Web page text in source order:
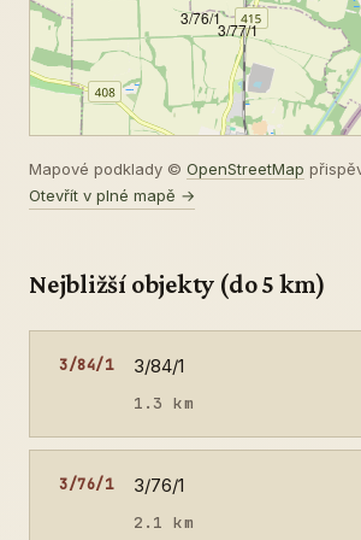
3/76/1
3/77/1
Mapové podklady © OpenStreetMap
Otevřít v plné mapě →
Nejbližší objekty (do 5 km)
3/84/1 3/84/1
1.3 km
3/76/1 3/76/1
2.1 km